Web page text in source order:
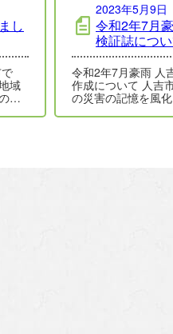
し
域
実
2023年5月9日
令和2年7月
検証誌につ
令和2年7月豪雨 人吉市災害記録・検証誌の
作成について 人吉市では、令和2年7月豪雨
の災害の記憶を風